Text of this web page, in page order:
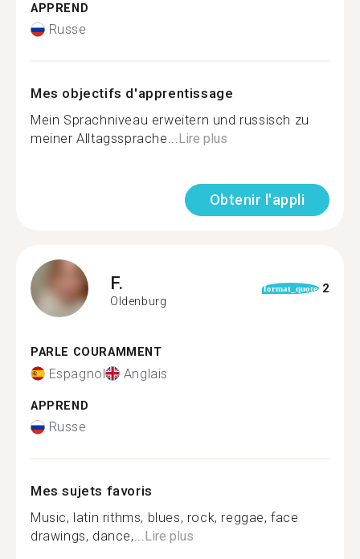
APPREND
Russe
Mes objectifs d'apprentissage
Mein Sprachniveau erweitern und russisch zu
meiner Alltagssprache...Lire plus
Obtenir l'appli
F.
Oldenburg
format_quote 2
PARLE COURAMMENT
Espagnol Anglais
APPREND
Russe
Mes sujets favoris
Music, latin rithms, blues, rock, reggae, face
drawings, dance,...Lire plus